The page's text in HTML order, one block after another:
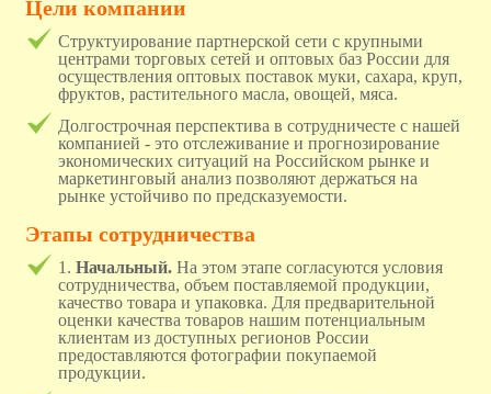
Цели компании
Структуирование партнерской сети с крупными
центрами торговых сетей и оптовых баз России для
осуществления оптовых поставок муки, сахара, круп,
фруктов, растительного масла, овощей, мяса.
Долгострочная перспектива в сотрудничесте с нашей
компанией - это отслеживание и прогнозирование
экономических ситуаций на Российском рынке и
маркетинговый анализ позволяют держаться на
рынке устойчиво по предсказуемости.
Этапы сотрудничества
1. Начальный. На этом этапе согласуются условия
сотрудничества, объем поставляемой продукции,
качество товара и упаковка. Для предварительной
оценки качества товаров нашим потенциальным
клиентам из доступных регионов России
предоставляются фотографии покупаемой
продукции.